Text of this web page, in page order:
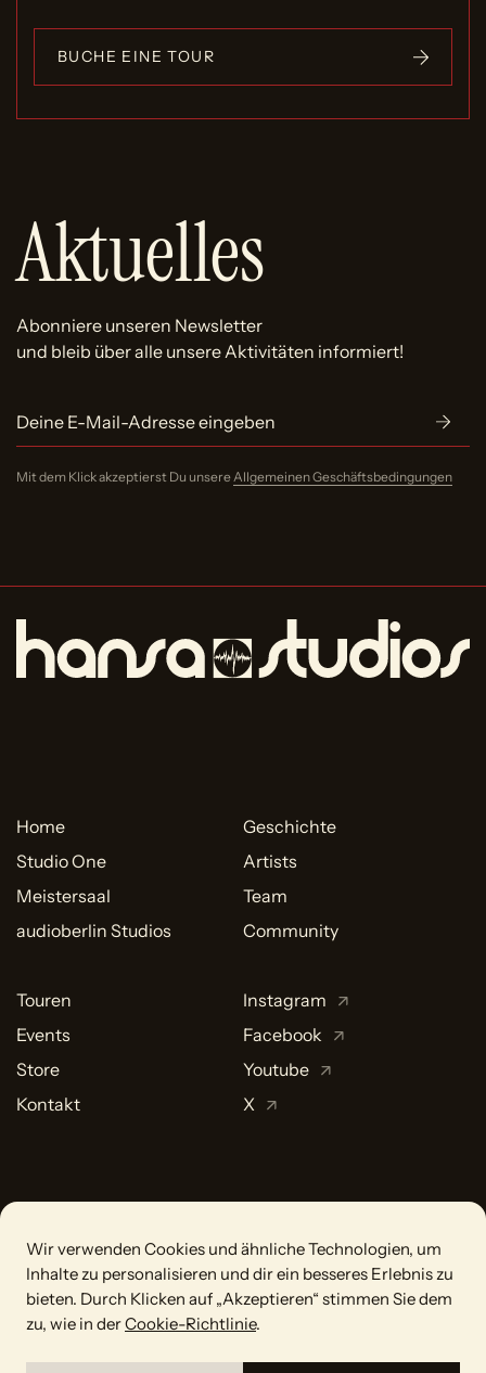
BUCHE EINE TOUR
Aktuelles
Abonniere unseren Newsletter
und bleib über alle unsere Aktivitäten informiert!
Mit dem Klick akzeptierst Du unsere Allgemeinen Geschäftsbedingungen
Home
Studio One
Meistersaal
audioberlin Studios
Geschichte
Artists
Team
Community
Touren
Events
Store
Kontakt
Instagram
Facebook
Youtube
X
Wir verwenden Cookies und ähnliche Technologien, um
Inhalte zu personalisieren und dir ein besseres Erlebnis zu
bieten. Durch Klicken auf „Akzeptieren“ stimmen Sie dem
zu, wie in derCookie-Richtlinie.